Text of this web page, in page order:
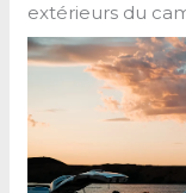
extérieurs du